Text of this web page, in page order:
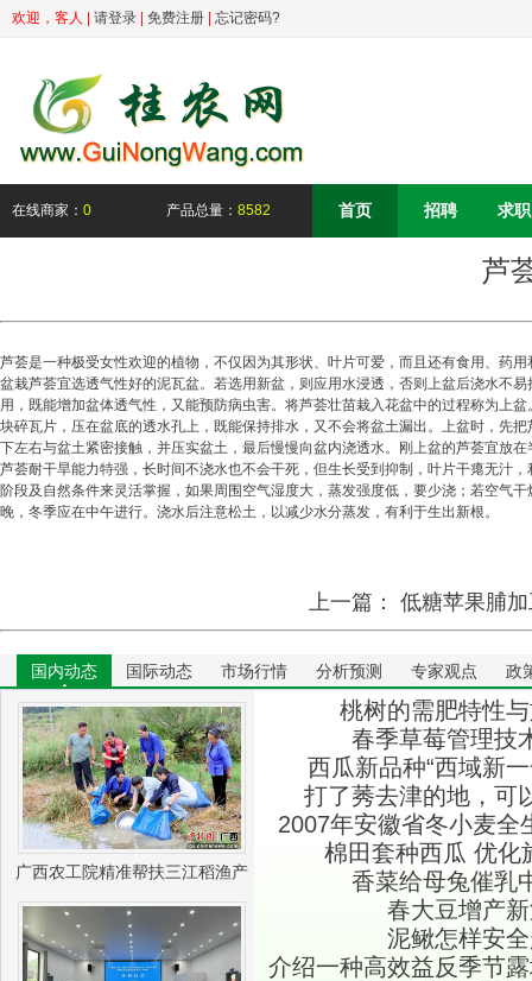
欢迎， 客人 请登录 免费注册 忘记密码?
在线商家： 0 产品总量： 8582 首页 招聘 求职
芦
芦荟是一种极受女性欢迎的植物，不仅因为其形状、叶片可爱，而且还有食用、药
盆栽芦荟宜选透气性好的泥瓦盆。若选用新盆，则应用水浸透，否则上盆后浇水不
用，既能增加盆体透气性，又能预防病虫害。将芦荟壮苗栽入花盆中的过程称为上
块碎瓦片，压在盆底的透水孔上，既能保持排水，又不会将盆土漏出。上盆时，先
下左右与盆土紧密接触，并压实盆土，最后慢慢向盆内浇透水。刚上盆的芦荟宜放
芦荟耐干旱能力特强，长时间不浇水也不会干死，但生长受到抑制，叶片干瘪无汁
阶段及自然条件来灵活掌握，如果周围空气湿度大，蒸发强度低，要少浇；若空气
晚，冬季应在中午进行。浇水后注意松土，以减少水分蒸发，有利于生出新根。
上一篇： 低糖苹果脯
国内动态 国际动态 市场行情 分析预测 专家观点 政
广西农工院精准帮扶三江稻渔产
业振兴
桃树的需肥特性
春季草莓管理技
西瓜新品种“西域新
打了莠去津的地，可
2007年安徽省冬小麦全
条
棉田套种西瓜 优化
香菜给母兔催乳
春大豆增产
泥鳅怎样安
介绍一种高效益反季节